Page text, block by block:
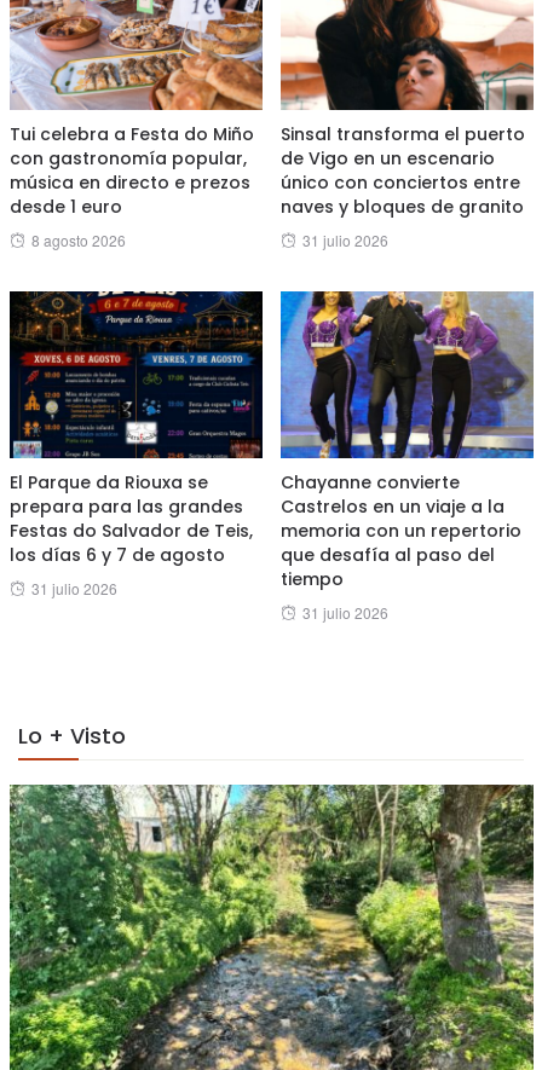
Tui celebra a Festa do Miño
con gastronomía popular,
música en directo e prezos
desde 1 euro
Posted
8 agosto 2026
Sinsal transforma el puerto
de Vigo en un escenario
único con conciertos entre
naves y bloques de granito
Posted
31 julio 2026
El Parque da Riouxa se
prepara para las grandes
Festas do Salvador de Teis,
los días 6 y 7 de agosto
Posted
31 julio 2026
Chayanne convierte
Castrelos en un viaje a la
memoria con un repertorio
que desafía al paso del
tiempo
Posted
31 julio 2026
Lo + Visto